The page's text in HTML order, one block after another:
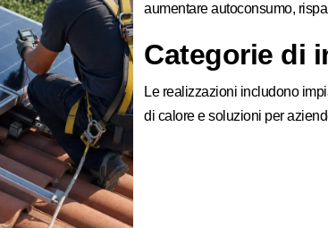
aumentare autoconsumo,
Categorie di
Le realizzazioni includono
di calore e soluzioni per